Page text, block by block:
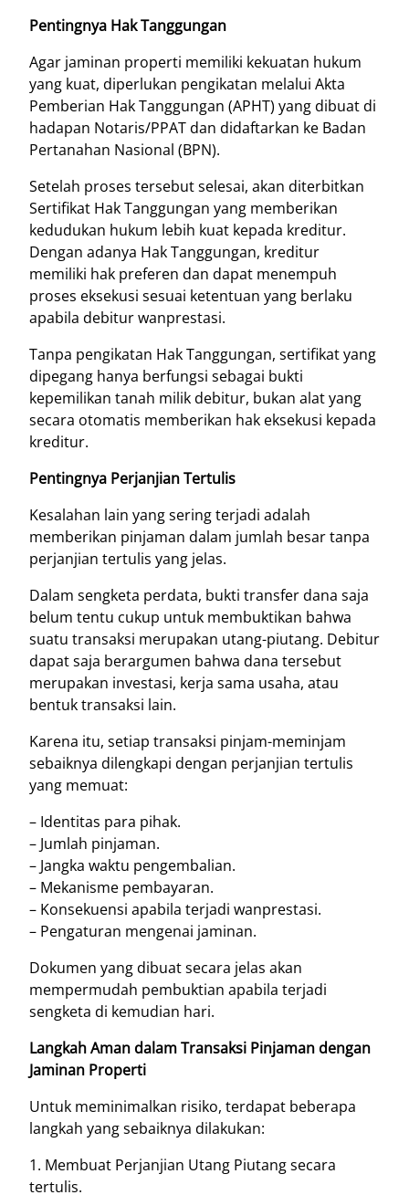
Pentingnya Hak Tanggungan
Agar jaminan properti memiliki kekuatan hukum
yang kuat, diperlukan pengikatan melalui Akta
Pemberian Hak Tanggungan (APHT) yang dibuat di
hadapan Notaris/PPAT dan didaftarkan ke Badan
Pertanahan Nasional (BPN).
Setelah proses tersebut selesai, akan diterbitkan
Sertifikat Hak Tanggungan yang memberikan
kedudukan hukum lebih kuat kepada kreditur.
Dengan adanya Hak Tanggungan, kreditur
memiliki hak preferen dan dapat menempuh
proses eksekusi sesuai ketentuan yang berlaku
apabila debitur wanprestasi.
Tanpa pengikatan Hak Tanggungan, sertifikat yang
dipegang hanya berfungsi sebagai bukti
kepemilikan tanah milik debitur, bukan alat yang
secara otomatis memberikan hak eksekusi kepada
kreditur.
Pentingnya Perjanjian Tertulis
Kesalahan lain yang sering terjadi adalah
memberikan pinjaman dalam jumlah besar tanpa
perjanjian tertulis yang jelas.
Dalam sengketa perdata, bukti transfer dana saja
belum tentu cukup untuk membuktikan bahwa
suatu transaksi merupakan utang-piutang. Debitur
dapat saja berargumen bahwa dana tersebut
merupakan investasi, kerja sama usaha, atau
bentuk transaksi lain.
Karena itu, setiap transaksi pinjam-meminjam
sebaiknya dilengkapi dengan perjanjian tertulis
yang memuat:
– Identitas para pihak.
– Jumlah pinjaman.
– Jangka waktu pengembalian.
– Mekanisme pembayaran.
– Konsekuensi apabila terjadi wanprestasi.
– Pengaturan mengenai jaminan.
Dokumen yang dibuat secara jelas akan
mempermudah pembuktian apabila terjadi
sengketa di kemudian hari.
Langkah Aman dalam Transaksi Pinjaman dengan
Jaminan Properti
Untuk meminimalkan risiko, terdapat beberapa
langkah yang sebaiknya dilakukan:
1. Membuat Perjanjian Utang Piutang secara
tertulis.